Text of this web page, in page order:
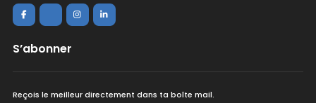
S’abonner
Reçois le meilleur directement dans ta boîte mail.